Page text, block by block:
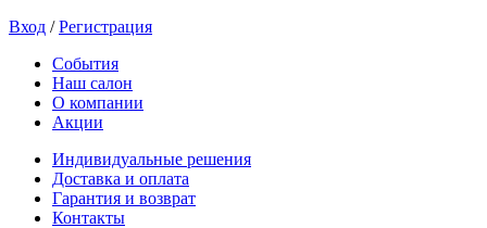
Вход /Регистрация
События
Наш салон
О компании
Акции
Индивидуальные решения
Доставка и оплата
Гарантия и возврат
Контакты